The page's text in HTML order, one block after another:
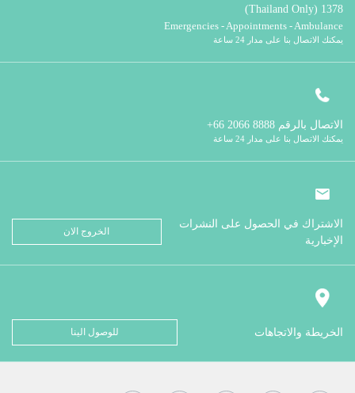
1378 (Thailand Only)
Emergencies - Appointments - Ambulance
يمكنك الاتصال بنا على مدار 24 ساعة
الاتصال بالرقم
يمكنك الاتصال بنا على مدار 24 ساعة
الاشتراك في الحصول على النشرات
الإخبارية
الخروج الان
الخريطة والاتجاهات للوصول الينا